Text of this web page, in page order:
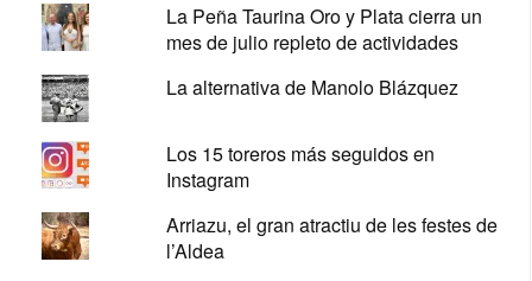
La Peña Taurina Oro y Plata cierra un
mes de julio repleto de actividades
La alternativa de Manolo Blázquez
Los 15 toreros más seguidos en
Instagram
Arriazu, el gran atractiu de les festes de
l’Aldea